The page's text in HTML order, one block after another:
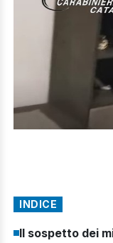
INDICE
Il sospetto dei